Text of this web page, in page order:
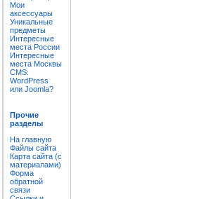
Мои
аксессуары
Уникальные
предметы
Интересные
места России
Интересные
места Москвы
CMS:
WordPress
или Joomla?
Прочие
разделы
На главную
Файлы сайта
Карта сайта (с
материалами)
Форма
обратной
связи